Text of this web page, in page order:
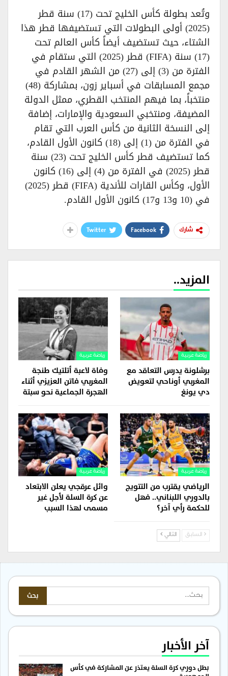
وتُعد بطولة كأس الخليج تحت (17) سنة قطر
(2025) أولى البطولات التي تستضيفها قطر هذا
الشتاء، حيث تستضيف أيضاً كأس العالم تحت
(17) سنة (FIFA) قطر (2025) التي ستقام في
الفترة من (3) إلى (27) من الشهر القادم في
مجمع المسابقات في أسباير زون، بمشاركة (48)
منتخباً، بما فيهم المنتخب القطري، ممثل الدولة
المضيفة، ومنتخبي السعودية والإمارات، إضافة
إلى النسخة الثانية من كأس العرب التي تقام
في الفترة من (1) إلى (18) كانون الأول القادم،
كما تستضيف قطر كأس الخليج تحت (23) سنة
قطر (2025) في الفترة من (4) إلى (16) كانون
الأول، وكأس القارات للأندية (FIFA) قطر (2025)
في (10 و13 و17) كانون الأول القادم.
شارك Facebook
Twitter
المزيد..
رياضة عربية
برشلونة يدرس التعاقد مع
المغربي أوناحي لتعويض
دي يونغ
رياضة عربية
وفاة لاعبة أتلتيك طنجة
المغربي فاتن العزيزي أثناء
الهجرة الجماعية نحو سبتة
رياضة عربية
الرياضي يقترب من التتويج
بالدوري اللبناني.. فهل
للحكمة رأي آخر؟
رياضة عربية
وائل عرقجي يعلن الابتعاد
عن كرة السلة لأجل غير
مسمى لهذا السبب
السابق التالي
آخر الأخبار
بطل دوري كرة السلة يعتذر عن المشاركة في كأس